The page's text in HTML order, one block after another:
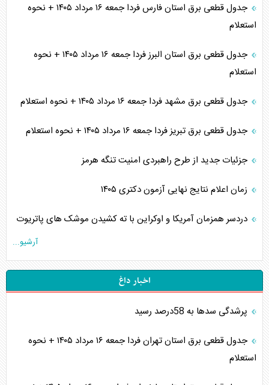
جدول قطعی برق استان فارس فردا جمعه ۱۶ مرداد ۱۴۰۵ + نحوه
استعلام
جدول قطعی برق استان البرز فردا جمعه ۱۶ مرداد ۱۴۰۵ + نحوه
استعلام
جدول قطعی برق مشهد فردا جمعه ۱۶ مرداد ۱۴۰۵ + نحوه استعلام
جدول قطعی برق تبریز فردا جمعه ۱۶ مرداد ۱۴۰۵ + نحوه استعلام
جزئیات جدید از طرح راهبردی امنیت تنگه هرمز
زمان اعلام نتایج نهایی آزمون دکتری ۱۴۰۵
دردسر همزمان آمریکا و اوکراین با ته کشیدن موشک های پاتریوت
آرشیو...
اخبار داغ
پرشدگی سدها به 58درصد رسید
جدول قطعی برق استان تهران فردا جمعه ۱۶ مرداد ۱۴۰۵ + نحوه
استعلام